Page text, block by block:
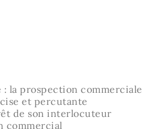
: la prospection commerciale
et percutante
de son interlocuteur
commercial